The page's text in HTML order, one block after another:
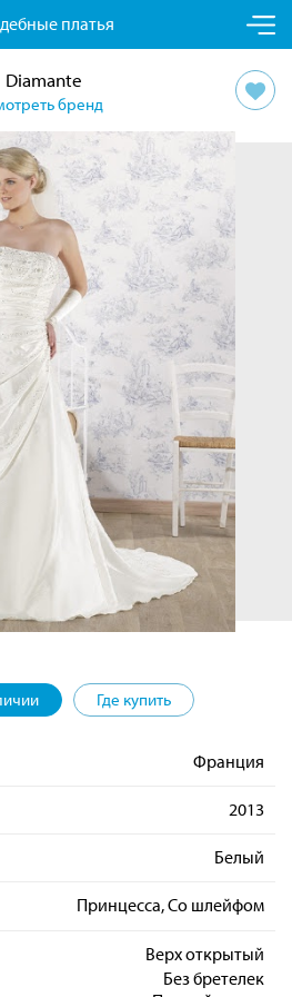
платья
Diamante
бренд
Где купить
Франция
2013
Белый
Принцесса, Со шлейфом
Верх открытый
Без бретелек